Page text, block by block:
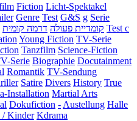
Fiction Licht-Spektakel
Genre Test G&S g Serie
קומדיית פעולה דרמה קומית
Test c
Young Fiction TV-Serie
Tanzfilm Science-Fiction
Serie Biographie Docutainment
Romantik TV-Sendung
Satire Divers History True
Installation Martial Arts
Dokufiction - Austellung Halle
/ Kinder Kdrama